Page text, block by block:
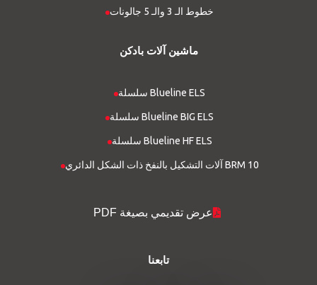
خطوط الـ 3 والـ 5 جالونات
ماشین آلات بادکن
سلسلة Blueline ELS
سلسلة Blueline BIG ELS
سلسلة Blueline HF ELS
آلات التشكيل بالنفخ ذات الشكل الدائري BRM 10
عرض تقديمي بصيغة PDF
تابعنا